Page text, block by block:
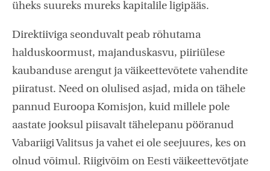
üheks suureks mureks kapitalile ligipääs.
Direktiiviga seonduvalt peab rõhutama
halduskoormust, majanduskasvu, piiriülese
kaubanduse arengut ja väikeettevõtete vahendite
piiratust. Need on olulised asjad, mida on tähele
pannud Euroopa Komisjon, kuid millele pole
aastate jooksul piisavalt tähelepanu pööranud
Vabariigi Valitsus ja vahet ei ole seejuures, kes on
olnud võimul. Riigivõim on Eesti väikeettevõtjate